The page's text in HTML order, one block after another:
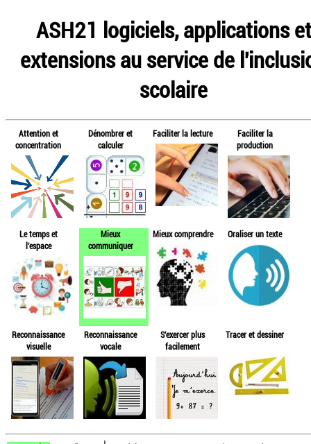
ASH21 logiciels, applications et
extensions au service de
scolaire
Attention et
concentration
Dénombrer et
calculer
Faciliter la lecture
Faciliter la
production
Le temps et
l'espace
Mieux
communiquer
Mieux comprendre Oraliser un texte
Reconnaissance
visuelle
Reconnaissance
vocale
S'exercer plus
facilement
Tracer et dessiner